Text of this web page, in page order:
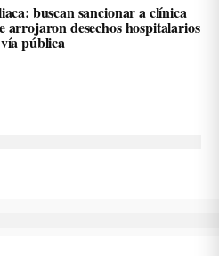
buscan sancionar a clínica
arrojaron desechos hospitalarios
pública